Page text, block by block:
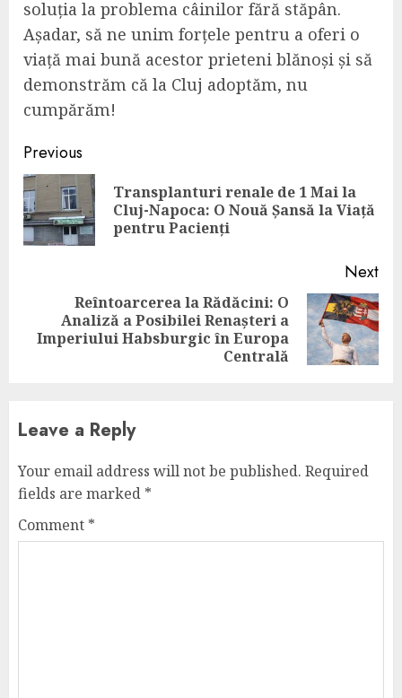
soluția la problema câinilor fără stăpân.
Așadar, să ne unim forțele pentru a oferi o
viață mai bună acestor prieteni blănoși și să
demonstrăm că la Cluj adoptăm, nu
cumpărăm!
Continue
Reading
Previous
Transplanturi renale de 1 Mai la
Cluj-Napoca: O Nouă Șansă la Viață
pentru Pacienți
Next
post:
Reîntoarcerea la Rădăcini: O
Analiză a Posibilei Renașteri a
Imperiului Habsburgic în Europa
Centrală
Leave a Reply
Your email address will not be published. Required
fields are marked *
Comment *